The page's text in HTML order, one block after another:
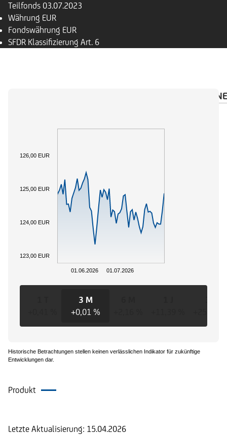
Teilfonds 03.07.2023
Währung EUR
Fondswährung EUR
SFDR Klassifizierung Art. 6
01.06.2026 01.07.2026
123,00 EUR
124,00 EUR
125,00 EUR
126,00 EUR
3 M
+0,01 %
Historische Betrachtungen stellen keinen verlässlichen Indikator für zukünftige
Entwicklungen dar.
Produkt
Letzte Aktualisierung: 15.04.2026